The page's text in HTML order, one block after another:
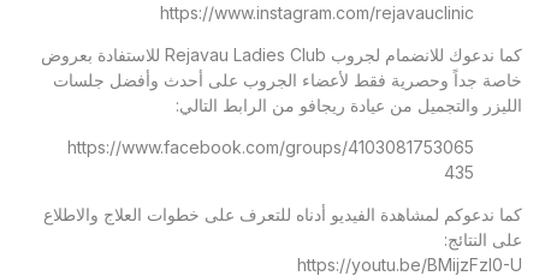
https://www.instagram.com/rejavauclinic
كما ندعوك للانضمام لجروب Rejavau Ladies Club للاستفادة بعروض
خاصة جداً وحصرية فقط لأعضاء الجروب على أحدث وأفضل جلسات
الليزر والتجميل من عيادة ريجافو من الرابط التالي:
https://www.facebook.com/groups/4103081753065
435
كما ندعوكم لمشاهدة الفيديو أدناه للتعرف على خطوات العلاج والاطلاع
على النتائج:
https://youtu.be/BMijzFzl0-U